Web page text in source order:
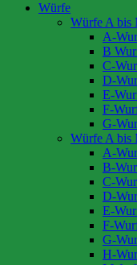
Würfe
Würfe A bis
A-
B
C-
D-
E-
F-
G-
Würfe A bis
A-
B-
C-
D-
E-
F-
G-
H-